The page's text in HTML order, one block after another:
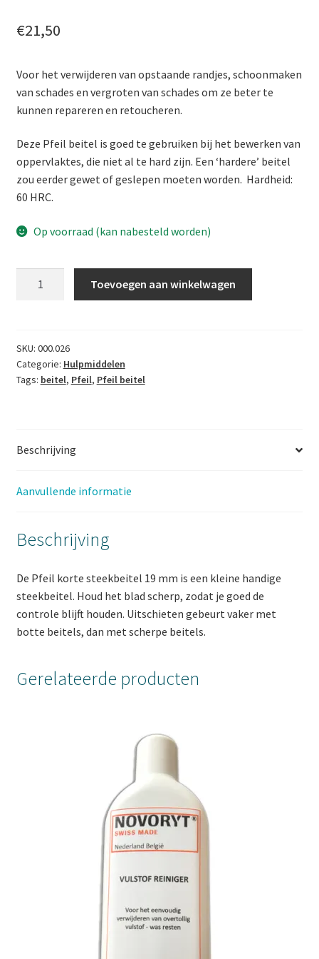
Winkel
€21,50
Voor het verwijderen van opstaande randjes, schoonmaken
van schades en vergroten van schades om ze beter te
kunnen repareren en retoucheren.
Deze Pfeil beitel is goed te gebruiken bij het bewerken van
oppervlaktes, die niet al te hard zijn. Een ‘hardere’ beitel
zou eerder gewet of geslepen moeten worden. Hardheid:
60 HRC.
Op voorraad (kan nabesteld worden)
mm
aantal
Toevoegen aan winkelwagen
SKU: 000.026
Categorie: Hulpmiddelen
Tags: beitel, Pfeil, Pfeil beitel
Beschrijving
Aanvullende informatie
Beschrijving
De Pfeil korte steekbeitel 19 mm is een kleine handige
steekbeitel. Houd het blad scherp, zodat je goed de
controle blijft houden. Uitschieten gebeurt vaker met
botte beitels, dan met scherpe beitels.
Gerelateerde producten